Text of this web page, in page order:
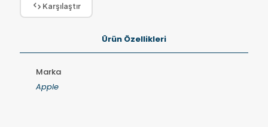
Karşılaştır
Ürün Özellikleri
Marka
Apple